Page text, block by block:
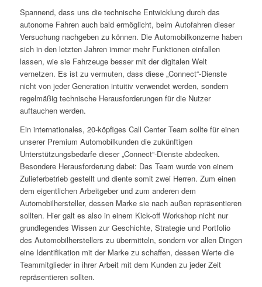
Spannend, dass uns die technische Entwicklung durch das
autonome Fahren auch bald ermöglicht, beim Autofahren dieser
Versuchung nachgeben zu können. Die Automobilkonzerne haben
sich in den letzten Jahren immer mehr Funktionen einfallen
lassen, wie sie Fahrzeuge besser mit der digitalen Welt
vernetzen. Es ist zu vermuten, dass diese „Connect“-Dienste
nicht von jeder Generation intuitiv verwendet werden, sondern
regelmäßig technische Herausforderungen für die Nutzer
auftauchen werden.
Ein internationales, 20-köpfiges Call Center Team sollte für einen
unserer Premium Automobilkunden die zukünftigen
Unterstützungsbedarfe dieser „Connect“-Dienste abdecken.
Besondere Herausforderung dabei: Das Team wurde von einem
Zulieferbetrieb gestellt und diente somit zwei Herren. Zum einen
dem eigentlichen Arbeitgeber und zum anderen dem
Automobilhersteller, dessen Marke sie nach außen repräsentieren
sollten. Hier galt es also in einem Kick-off Workshop nicht nur
grundlegendes Wissen zur Geschichte, Strategie und Portfolio
des Automobilherstellers zu übermitteln, sondern vor allen Dingen
eine Identifikation mit der Marke zu schaffen, dessen Werte die
Teammitglieder in ihrer Arbeit mit dem Kunden zu jeder Zeit
repräsentieren sollten.